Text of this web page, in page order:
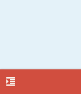
format_indent_increase